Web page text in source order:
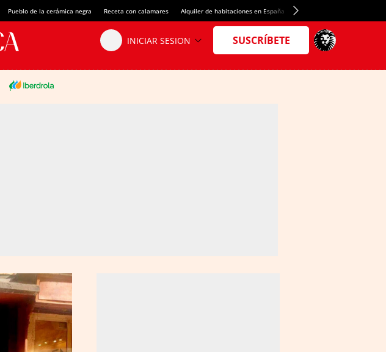
Pueblo de la cerámica negra Receta con calamares Alquiler de habitaciones en España Crédito del Spotify Camp Nou